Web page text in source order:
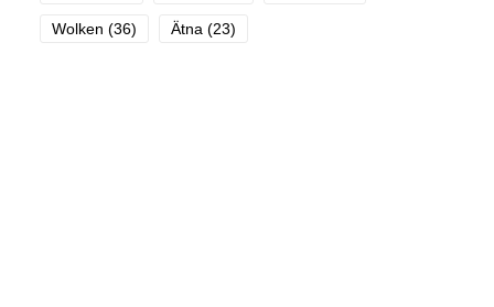
Wolken (36) Ätna (23)